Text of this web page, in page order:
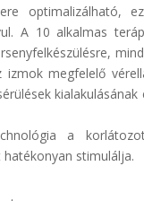
optimalizálható,
A 10 alkalmas
izmok megfelelő
kialakulásának
a
stimulálja.